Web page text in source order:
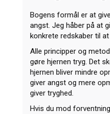
Bogens formål er at
angst. Jeg håber på at
konkrete redskaber til
Alle principper og
gøre hjernen tryg. Det
hjernen bliver mindre
giver angst og mere
giver tryghed.
Hvis du mod